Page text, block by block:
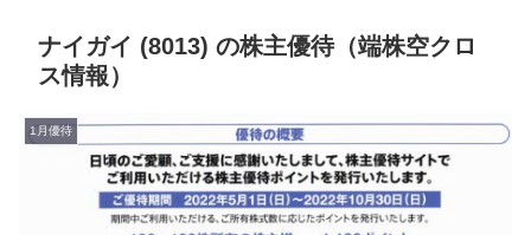
ナイガイ (8013) の株主優待（端株空クロ
ス情報）
1月優待